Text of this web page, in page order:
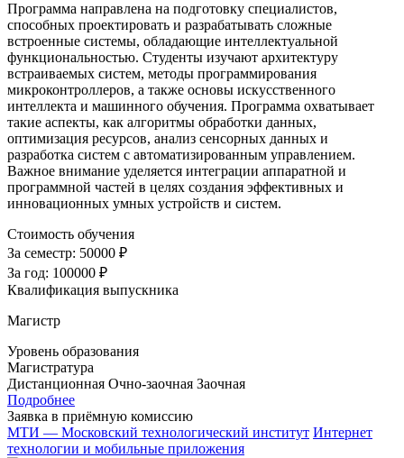
Программа направлена на подготовку специалистов,
способных проектировать и разрабатывать сложные
встроенные системы, обладающие интеллектуальной
функциональностью. Студенты изучают архитектуру
встраиваемых систем, методы программирования
микроконтроллеров, а также основы искусственного
интеллекта и машинного обучения. Программа охватывает
такие аспекты, как алгоритмы обработки данных,
оптимизация ресурсов, анализ сенсорных данных и
разработка систем с автоматизированным управлением.
Важное внимание уделяется интеграции аппаратной и
программной частей в целях создания эффективных и
инновационных умных устройств и систем.
Стоимость обучения
За семестр: 50000 ₽
За год: 100000 ₽
Квалификация выпускника
Магистр
Уровень образования
Магистратура
Дистанционная Очно-заочная Заочная
Подробнее
Заявка в приёмную комиссию
МТИ — Московский технологический институт Интернет
технологии и мобильные приложения